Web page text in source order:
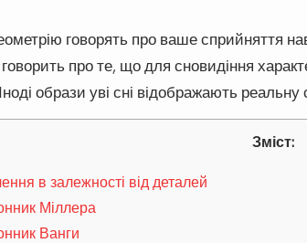
говорять про ваше сприйняття
говорить про те, що для сновидіння
образи уві сні відображають реальну
Зміст:
в залежності від деталей
Міллера
Ванги